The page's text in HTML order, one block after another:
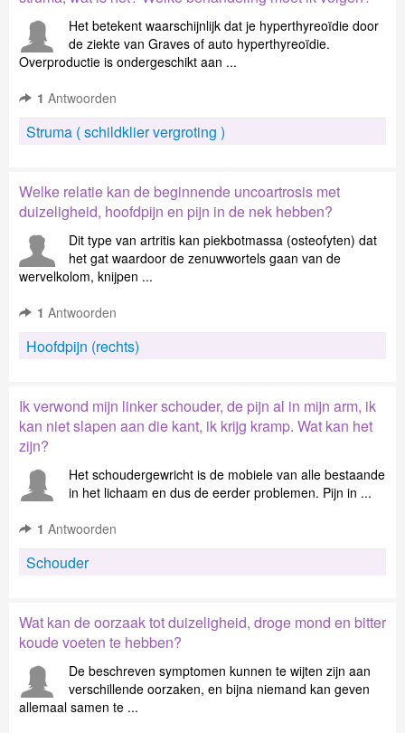
Het betekent waarschijnlijk dat je hyperthyreoïdie door
de ziekte van Graves of auto hyperthyreoïdie.
Overproductie is ondergeschikt aan ...
1 Antwoorden
Struma ( schildklier vergroting )
Welke relatie kan de beginnende uncoartrosis met
duizeligheid, hoofdpijn en pijn in de nek hebben?
Dit type van artritis kan piekbotmassa (osteofyten) dat
het gat waardoor de zenuwwortels gaan van de
wervelkolom, knijpen ...
1 Antwoorden
Hoofdpijn (rechts)
Ik verwond mijn linker schouder, de pijn al in mijn arm, ik
kan niet slapen aan die kant, ik krijg kramp. Wat kan het
zijn?
Het schoudergewricht is de mobiele van alle bestaande
in het lichaam en dus de eerder problemen. Pijn in ...
1 Antwoorden
Schouder
Wat kan de oorzaak tot duizeligheid, droge mond en bitter
koude voeten te hebben?
De beschreven symptomen kunnen te wijten zijn aan
verschillende oorzaken, en bijna niemand kan geven
allemaal samen te ...